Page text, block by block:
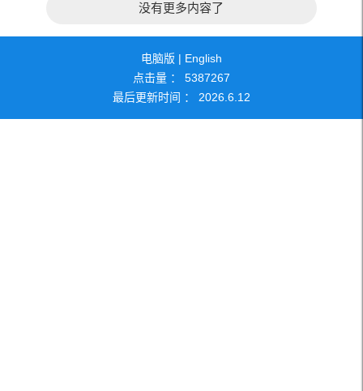
没有更多内容了
电脑版 | English
点击量 ： 5387267
最后更新时间 ： 2026 6 12